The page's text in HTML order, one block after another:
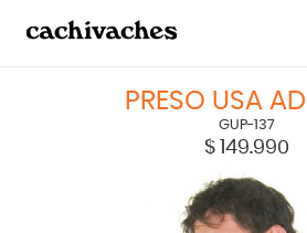
PRESO USA
GUP-137
$ 149.990